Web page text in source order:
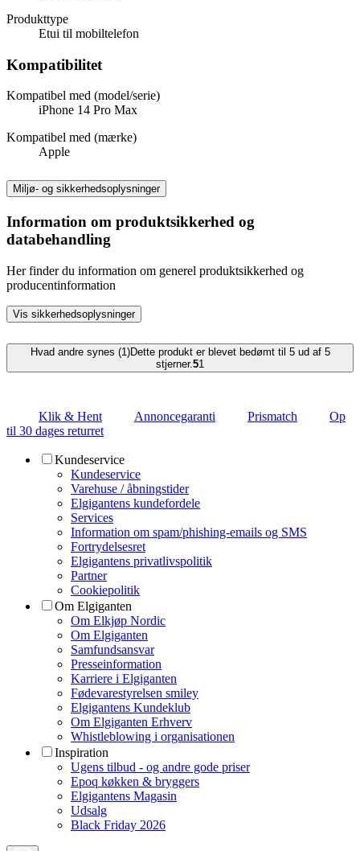
Produkttype
Etui til mobiltelefon
Kompatibilitet
Kompatibel med (model/serie)
iPhone 14 Pro Max
Kompatibel med (mærke)
Apple
Miljø- og sikkerhedsoplysninger
Information om produktsikkerhed og
databehandling
Her finder du information om generel produktsikkerhed og
producentinformation
Vis sikkerhedsoplysninger
Hvad andre synes (1)Dette produkt er blevet bedømt til 5 ud af 5
stjerner.51
Klik & Hent Annoncegaranti Prismatch
Op
til 30 dages returret
Kundeservice
Kundeservice
Varehuse / åbningstider
Elgigantens kundefordele
Services
Information om spam/phishing-emails og SMS
Fortrydelsesret
Elgigantens privatlivspolitik
Partner
Cookiepolitik
Om Elgiganten
Om Elkjøp Nordic
Om Elgiganten
Samfundsansvar
Presseinformation
Karriere i Elgiganten
Fødevarestyrelsen smiley
Elgigantens Kundeklub
Om Elgiganten Erhverv
Whistleblowing i organisationen
Inspiration
Ugens tilbud - og andre gode priser
Epoq køkken & bryggers
Elgigantens Magasin
Udsalg
Black Friday 2026